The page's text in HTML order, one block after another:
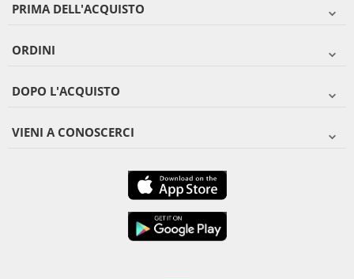
PRIMA DELL'ACQUISTO
ORDINI
DOPO L'ACQUISTO
VIENI A CONOSCERCI